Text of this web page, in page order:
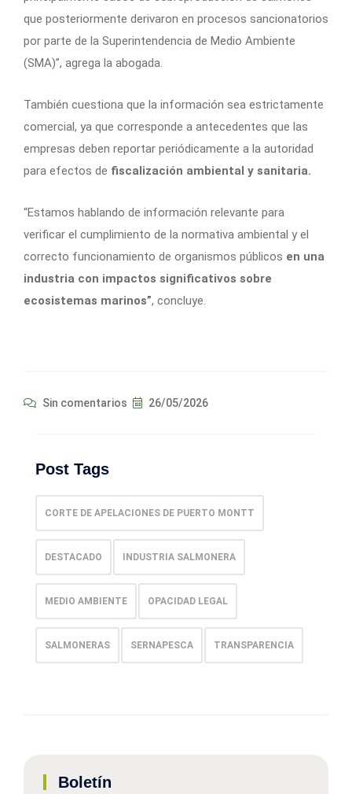
que posteriormente derivaron en procesos sancionatorios
por parte de la Superintendencia de Medio Ambiente
(SMA)”, agrega la abogada.
También cuestiona que la información sea estrictamente
comercial, ya que corresponde a antecedentes que las
empresas deben reportar periódicamente a la autoridad
para efectos de fiscalización ambiental y sanitaria.
“Estamos hablando de información relevante para
verificar el cumplimiento de la normativa ambiental y el
correcto funcionamiento de organismos públicos en una
industria con impactos significativos sobre
ecosistemas marinos”, concluye.
Sin comentarios 26/05/2026
Post Tags
CORTE DE APELACIONES DE PUERTO MONTT
DESTACADO INDUSTRIA SALMONERA
MEDIO AMBIENTE OPACIDAD LEGAL
SALMONERAS SERNAPESCA TRANSPARENCIA
Boletín